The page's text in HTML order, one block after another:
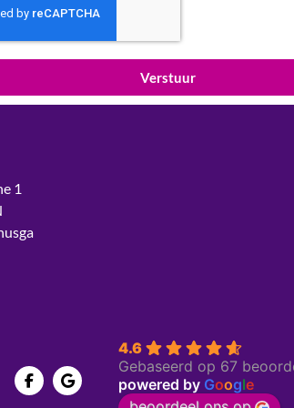
Verstuur
1
4.6
Gebaseerd op 67
powered by Google